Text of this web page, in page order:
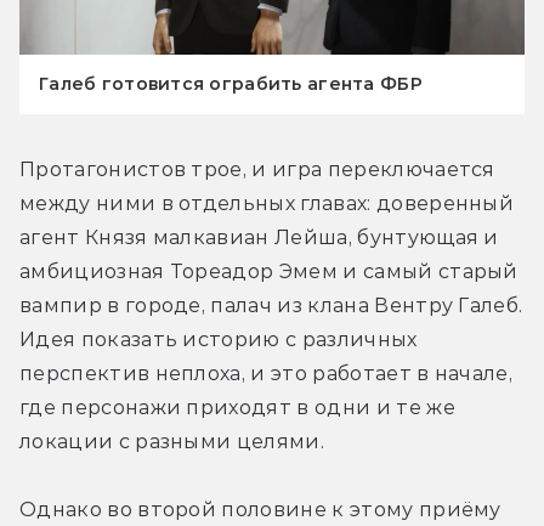
Галеб готовится ограбить агента ФБР
Протагонистов трое, и игра переключается
между ними в отдельных главах: доверенный
агент Князя малкавиан Лейша, бунтующая и
амбициозная Тореадор Эмем и самый старый
вампир в городе, палач из клана Вентру Галеб.
Идея показать историю с различных
перспектив неплоха, и это работает в начале,
где персонажи приходят в одни и те же
локации с разными целями.
Однако во второй половине к этому приёму